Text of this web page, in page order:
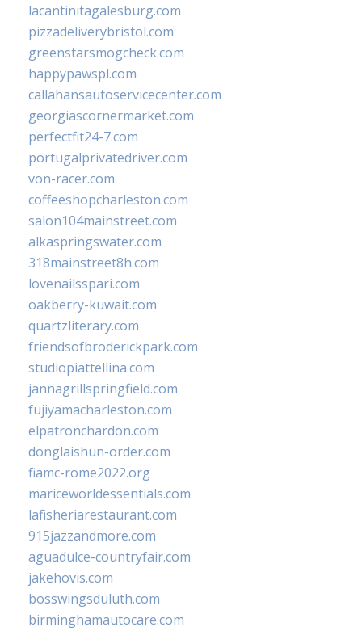
lacantinitagalesburg.com
pizzadeliverybristol.com
greenstarsmogcheck.com
happypawspl.com
callahansautoservicecenter.com
georgiascornermarket.com
perfectfit24-7.com
portugalprivatedriver.com
von-racer.com
coffeeshopcharleston.com
salon104mainstreet.com
alkaspringswater.com
318mainstreet8h.com
lovenailsspari.com
oakberry-kuwait.com
quartzliterary.com
friendsofbroderickpark.com
studiopiattellina.com
jannagrillspringfield.com
fujiyamacharleston.com
elpatronchardon.com
donglaishun-order.com
fiamc-rome2022.org
mariceworldessentials.com
lafisheriarestaurant.com
915jazzandmore.com
aguadulce-countryfair.com
jakehovis.com
bosswingsduluth.com
birminghamautocare.com